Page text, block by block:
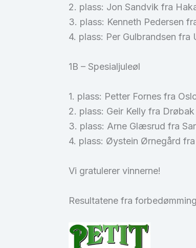
2. plass: Jon Sandvik fra
3. plass: Kenneth Pedersen
4. plass: Per Gulbrandsen fra
1B – Spesialjuleøl
1. plass: Petter Fornes fra
2. plass: Geir Kelly fra
3. plass: Arne Glæsrud fra
4. plass: Øystein Ørnegård
Vi gratulerer vinnerne!
Resultatene fra